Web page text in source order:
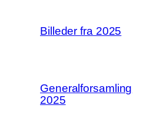
Billeder fra 2025
Generalforsamling
2025